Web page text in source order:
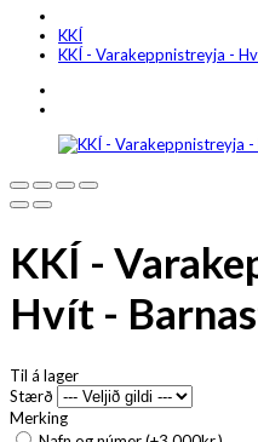
KKÍ
KKÍ - Varakeppnistreyja -
KKÍ -
Hvít -
Til á lager
Stærð
Merking